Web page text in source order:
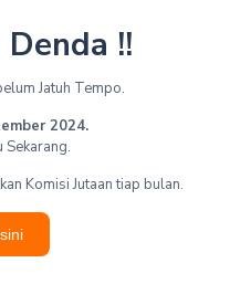
!!
Jatuh Tempo.
2024.
Sekarang.
Komisi Jutaan tiap bulan.